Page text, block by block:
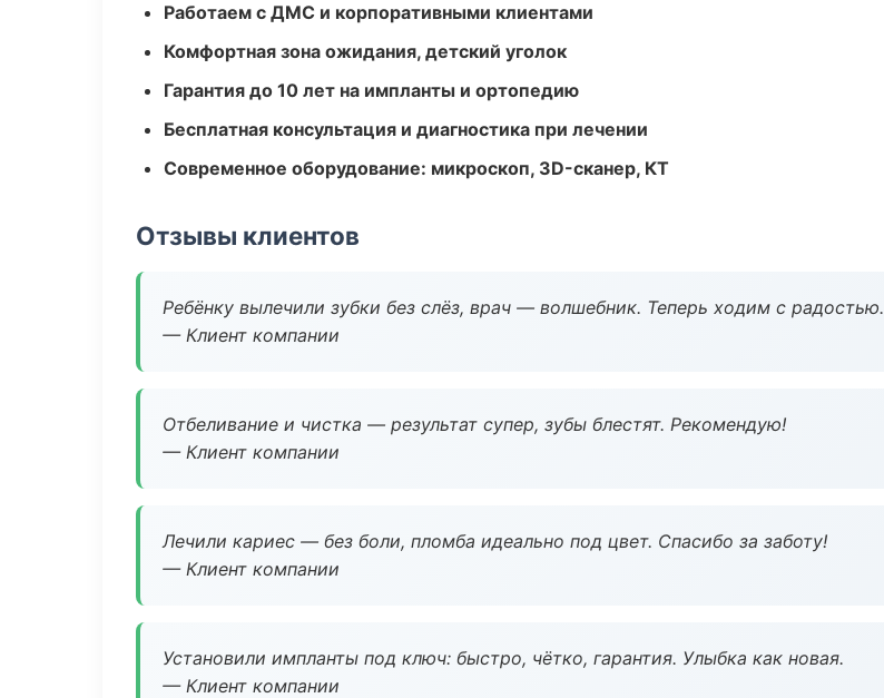
Работаем с ДМС и корпоративными клиентами
Комфортная зона ожидания, детский уголок
Гарантия до 10 лет на импланты и ортопедию
Бесплатная консультация и диагностика при лечении
Современное оборудование: микроскоп, 3D-сканер, КТ
Отзывы клиентов
Ребёнку вылечили зубки без слёз, врач — волшебник. Теперь ходим с радостью.
— Клиент компании
Отбеливание и чистка — результат супер, зубы блестят. Рекомендую!
— Клиент компании
Лечили кариес — без боли, пломба идеально под цвет. Спасибо за заботу!
— Клиент компании
Установили импланты под ключ: быстро, чётко, гарантия. Улыбка как новая.
— Клиент компании